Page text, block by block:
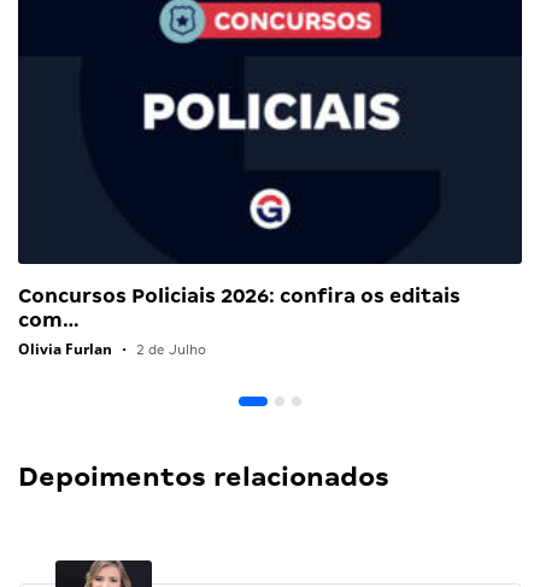
Concursos Policiais 2026: confira os editais
com…
Olivia Furlan • 2 de Julho
Depoimentos relacionados